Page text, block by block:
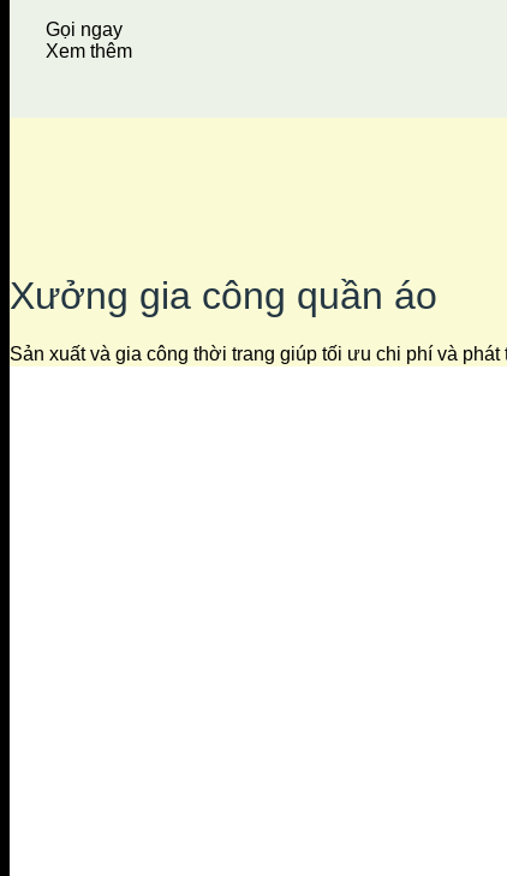
Gọi ngay
Xem thêm
Xưởng gia công quần áo
Sản xuất và gia công thời trang giúp tối ưu chi phí và